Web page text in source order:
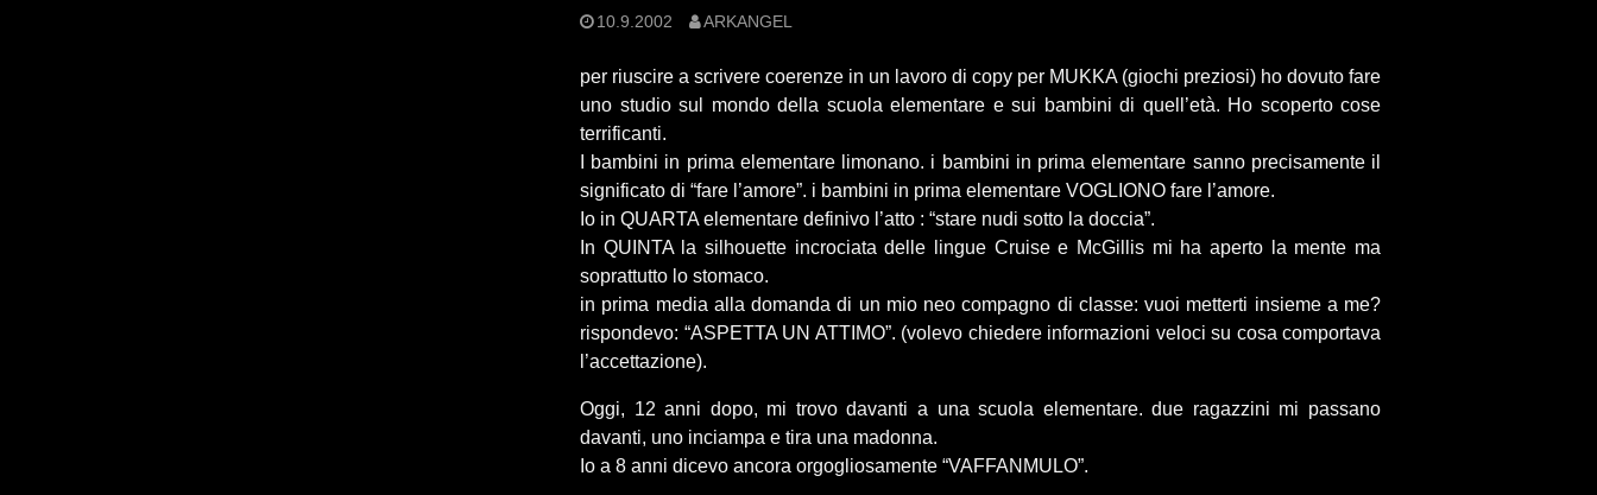
10.9.2002 ARKANGEL
per riuscire a scrivere coerenze in un lavoro di copy per MUKKA (giochi preziosi) ho dovuto fare
uno studio sul mondo della scuola elementare e sui bambini di quell’età. Ho scoperto cose
terrificanti.
I bambini in prima elementare limonano. i bambini in prima elementare sanno precisamente il
significato di “fare l’amore”. i bambini in prima elementare VOGLIONO fare l’amore.
Io in QUARTA elementare definivo l’atto : “stare nudi sotto la doccia”.
In QUINTA la silhouette incrociata delle lingue Cruise e McGillis mi ha aperto la mente ma
soprattutto lo stomaco.
in prima media alla domanda di un mio neo compagno di classe: vuoi metterti insieme a me?
rispondevo: “ASPETTA UN ATTIMO”. (volevo chiedere informazioni veloci su cosa comportava
l’accettazione).
Oggi, 12 anni dopo, mi trovo davanti a una scuola elementare. due ragazzini mi passano
davanti, uno inciampa e tira una madonna.
Io a 8 anni dicevo ancora orgogliosamente “VAFFANMULO”.